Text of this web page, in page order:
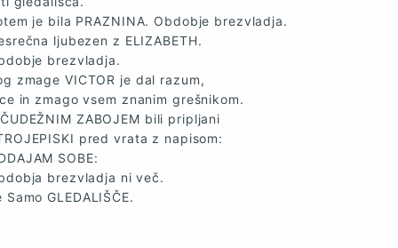
je bila PRAZNINA. Obdobje brezvladja.
ljubezen z ELIZABETH.
brezvladja.
zmage VICTOR je dal razum,
in zmago vsem znanim grešnikom.
ZABOJEM bili pripljani
pred vrata z napisom:
SOBE:
brezvladja ni več.
Samo GLEDALIŠČE.